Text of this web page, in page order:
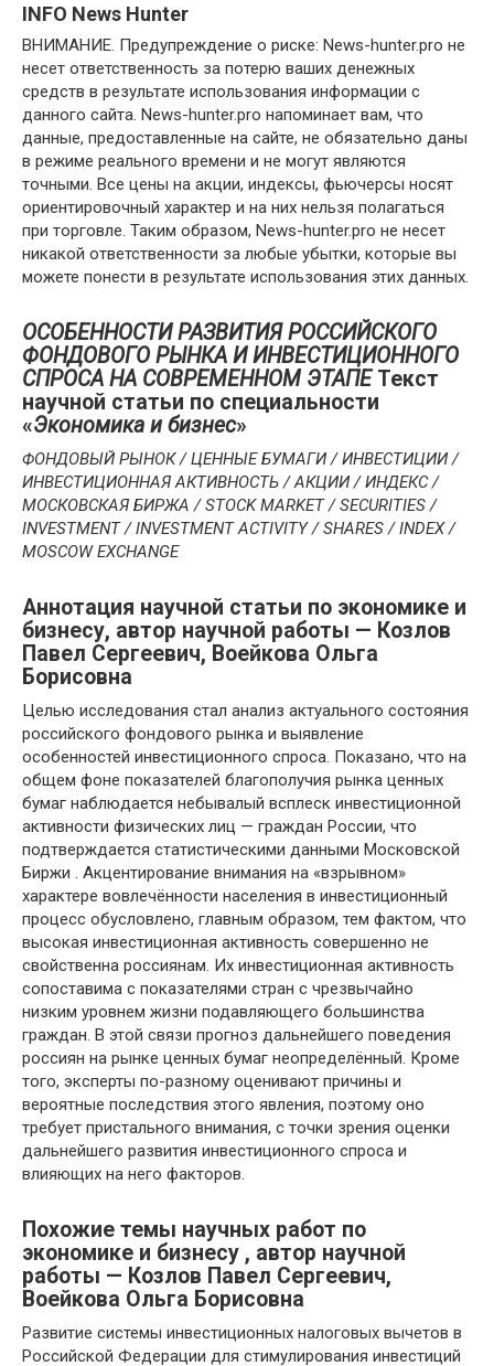
INFO News Hunter
ВНИМАНИЕ. Предупреждение о риске: News-hunter.pro не
несет ответственность за потерю ваших денежных
средств в результате использования информации с
данного сайта. News-hunter.pro напоминает вам, что
данные, предоставленные на сайте, не обязательно даны
в режиме реального времени и не могут являются
точными. Все цены на акции, индексы, фьючерсы носят
ориентировочный характер и на них нельзя полагаться
при торговле. Таким образом, News-hunter.pro не несет
никакой ответственности за любые убытки, которые вы
можете понести в результате использования этих данных.
ОСОБЕННОСТИ РАЗВИТИЯ РОССИЙСКОГО
ФОНДОВОГО РЫНКА И ИНВЕСТИЦИОННОГО
СПРОСА НА СОВРЕМЕННОМ ЭТАПЕТекст
научной статьи по специальности
«Экономика и бизнес»
ФОНДОВЫЙ РЫНОК / ЦЕННЫЕ БУМАГИ / ИНВЕСТИЦИИ /
ИНВЕСТИЦИОННАЯ АКТИВНОСТЬ / АКЦИИ / ИНДЕКС /
МОСКОВСКАЯ БИРЖА / STOCK MARKET / SECURITIES /
INVESTMENT / INVESTMENT ACTIVITY / SHARES / INDEX /
MOSCOW EXCHANGE
Аннотация научной статьи по экономике и
бизнесу, автор научной работы — Козлов
Павел Сергеевич, Воейкова Ольга
Борисовна
Целью исследования стал анализ актуального состояния
российского фондового рынка и выявление
особенностей инвестиционного спроса. Показано, что на
общем фоне показателей благополучия рынка ценных
бумаг наблюдается небывалый всплеск инвестиционной
активности физических лиц — граждан России, что
подтверждается статистическими данными Московской
Биржи . Акцентирование внимания на «взрывном»
характере вовлечённости населения в инвестиционный
процесс обусловлено, главным образом, тем фактом, что
высокая инвестиционная активность совершенно не
свойственна россиянам. Их инвестиционная активность
сопоставима с показателями стран с чрезвычайно
низким уровнем жизни подавляющего большинства
граждан. В этой связи прогноз дальнейшего поведения
россиян на рынке ценных бумаг неопределённый. Кроме
того, эксперты по-разному оценивают причины и
вероятные последствия этого явления, поэтому оно
требует пристального внимания, с точки зрения оценки
дальнейшего развития инвестиционного спроса и
влияющих на него факторов.
Похожие темы научных работ по
экономике и бизнесу , автор научной
работы — Козлов Павел Сергеевич,
Воейкова Ольга Борисовна
Развитие системы инвестиционных налоговых вычетов в
Российской Федерации для стимулирования инвестиций